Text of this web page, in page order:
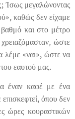
Ίσως μεγαλώνοντας
καθώς δεν είχαμε
και στο μέτρο
ώστε
λέμε «ναι», ώστε να
εαυτού μας.
έναν καφέ με ένα
όπου δεν
ώρες κουραστικών